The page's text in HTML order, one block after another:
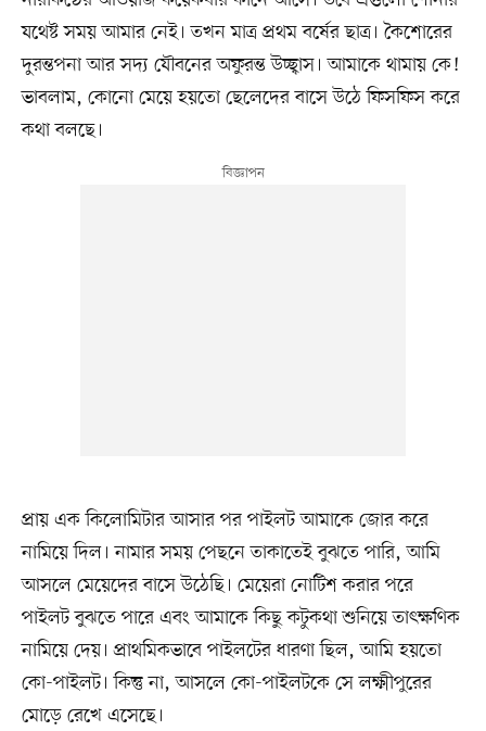
যথেষ্ট সময় আমার নেই। তখন মাত্র প্রথম বর্ষের ছাত্র। কৈশোরের
দুরন্তপনা আর সদ্য যৌবনের অফুরন্ত উচ্ছ্বাস। আমাকে থামায় কে!
ভাবলাম, কোনো মেয়ে হয়তো ছেলেদের বাসে উঠে ফিসফিস করে
কথা বলছে।
প্রায় এক কিলোমিটার আসার পর পাইলট আমাকে জোর করে
নামিয়ে দিল। নামার সময় পেছনে তাকাতেই বুঝতে পারি, আমি
আসলে মেয়েদের বাসে উঠেছি। মেয়েরা নোটিশ করার পরে
পাইলট বুঝতে পারে এবং আমাকে কিছু কটুকথা শুনিয়ে তাৎক্ষণিক
নামিয়ে দেয়। প্রাথমিকভাবে পাইলটের ধারণা ছিল, আমি হয়তো
কো-পাইলট। কিন্তু না, আসলে কো-পাইলটকে সে লক্ষ্মীপুরের
মোড়ে রেখে এসেছে।